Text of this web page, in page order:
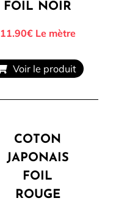
FOIL NOIR
11.90€Le mètre
Voir le produit
COTON
JAPONAIS
FOIL
ROUGE